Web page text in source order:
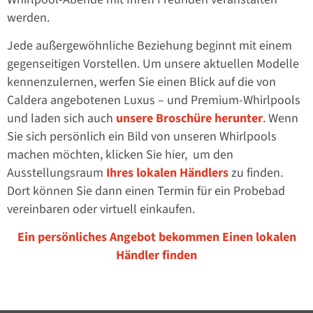
werden.
Jede außergewöhnliche Beziehung beginnt mit einem
gegenseitigen Vorstellen. Um unsere aktuellen Modelle
kennenzulernen, werfen Sie einen Blick auf die von
Caldera angebotenen Luxus – und Premium-Whirlpools
und laden sich auch unsere Broschüre herunter. Wenn
Sie sich persönlich ein Bild von unseren Whirlpools
machen möchten, klicken Sie hier, um den
Ausstellungsraum Ihres lokalen Händlerszu finden.
Dort können Sie dann einen Termin für ein Probebad
vereinbaren oder virtuell einkaufen.
Ein persönliches Angebot bekommen Einen lokalen
Händler finden